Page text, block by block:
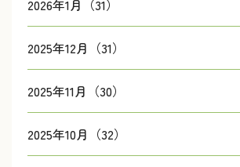
2026年1月（31）
2025年12月（31）
2025年11月（30）
2025年10月（32）